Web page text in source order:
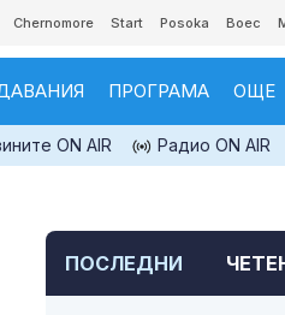
Chernomore Start Posoka Boec
ПРОГРАМА ОЩЕ
ON AIR Радио ON AIR
ПОСЛЕДНИ